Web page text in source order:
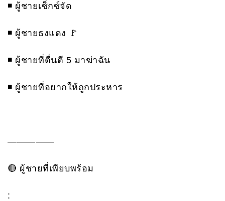
◾️ ผู้ชายเซ็กซ์จัด
◾️ ผู้ชายธงแดง 🚩
◾️ ผู้ชายที่ตื่นตี 5 มาฆ่าฉัน
◾️ ผู้ชายที่อยากให้ถูกประหาร
—————
🔴 ผู้ชายที่เพียบพร้อม
: